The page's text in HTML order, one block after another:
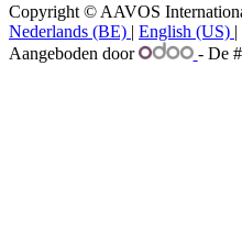
Copyright © AAVOS
Nederlands (BE) | English (US) |
Aangeboden door
- De